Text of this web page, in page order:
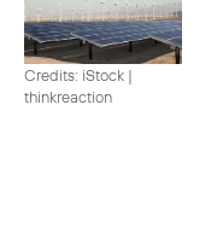
Credits: iStock |
thinkreaction